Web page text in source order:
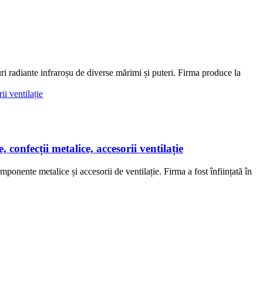
infraroșu de diverse mărimi și puteri. Firma produce la
metalice, accesorii ventilație
metalice și accesorii de ventilație. Firma a fost înființată în